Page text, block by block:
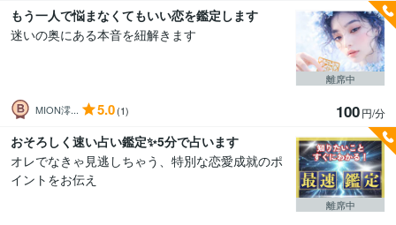
もう一人で悩まなくてもいい恋を鑑定します
迷いの奥にある本音を紐解きます
MION澪... 5.0(1) 100円/分
離席中
おそろしく速い占い鑑定✨5分で占います
オレでなきゃ見逃しちゃう、特別な恋愛成就のポ
イントをお伝え
離席中